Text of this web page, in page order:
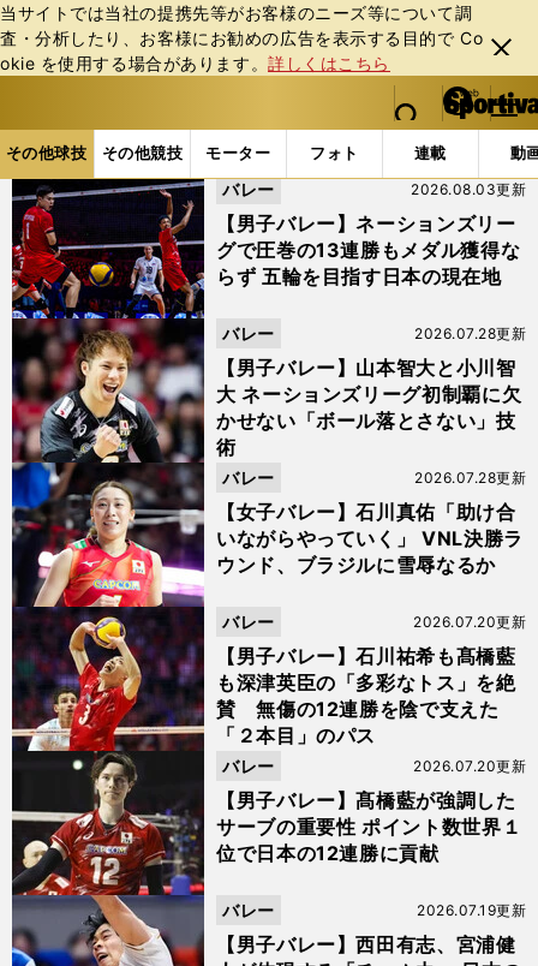
当サイトでは当社の提携先等がお客様のニーズ等について調
査・分析したり、お客様にお勧めの広告を表⽰する⽬的で Co
okie を使⽤する場合があります。詳しくはこちら
閉じ
る
web Sportiva (webスポルティーバ)
検索
マイペ
ー
ジ
メニュ
その他球技 その他競技 モーター フォト 連載 動
ス
ポ
ル
テ
ィ
ー
バ
その他球技の記事一覧 バレーの記事一覧
【男子バレー】ネーションズリー
グで圧巻の13連勝もメダル獲得な
らず 五輪を目指す日本の現在地
2026.08.03更新
バレー
【男子バレー】山本智大と小川智
大 ネーションズリーグ初制覇に欠
かせない「ボール落とさない」技
術
2026.07.28更新
バレー
【女子バレー】石川真佑「助け合
いながらやっていく」 VNL決勝ラ
ウンド、ブラジルに雪辱なるか
2026.07.28更新
バレー
【男子バレー】石川祐希も髙橋藍
も深津英臣の「多彩なトス」を絶
賛 無傷の12連勝を陰で支えた
「２本目」のパス
2026.07.20更新
バレー
【男子バレー】髙橋藍が強調した
サーブの重要性 ポイント数世界１
位で日本の12連勝に貢献
2026.07.20更新
バレー
【男子バレー】西田有志、宮浦健
2026.07.19更新
バレー